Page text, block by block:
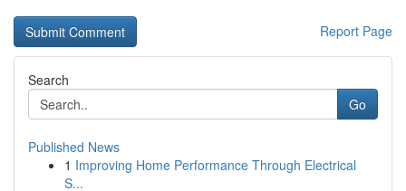
Report Page
Search
Go
Published News
1 Improving Home Performance Through Electrical
S...